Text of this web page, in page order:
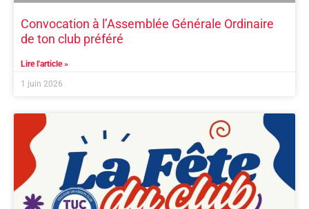
Convocation à l’Assemblée Générale Ordinaire
de ton club préféré
Lire l'article »
1 juin 2026